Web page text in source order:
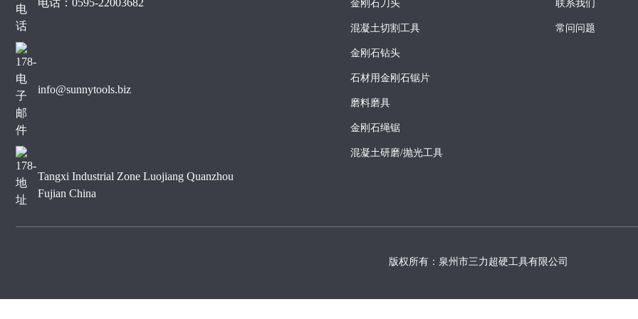
电话：0595-22003682
info@sunnytools.biz
Tangxi Industrial Zone Luojiang Quanzhou
Fujian China
金刚石刀头
混凝土切割工具
金刚石钻头
石材用金刚石锯片
磨料磨具
金刚石绳锯
混凝土研磨/抛光工具
联系我们
常问问题
版权所有：泉州市三力超硬工具有限公司